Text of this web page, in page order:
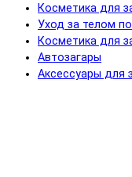
Косметика для
Уход за телом
Косметика для
Автозагары
Аксессуары для